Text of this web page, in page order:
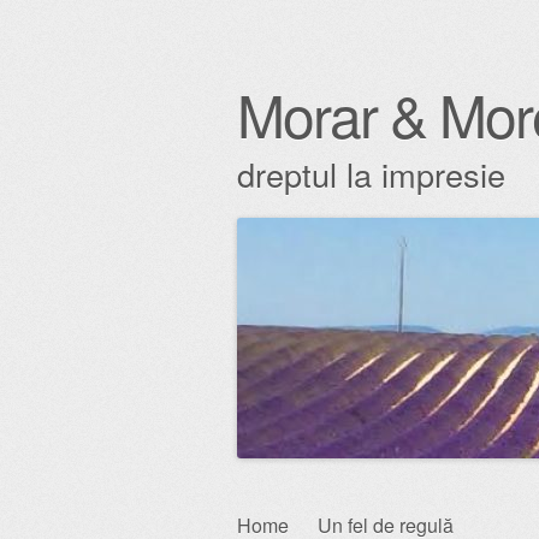
Morar &
dreptul la impresie
Skip
Home Un fel de regulă